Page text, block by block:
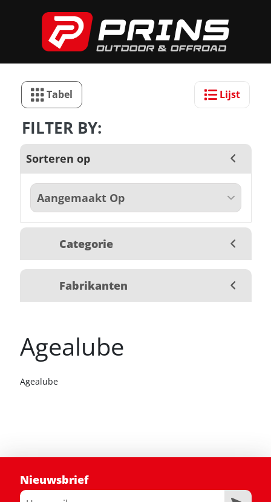
Tabel Lijst
FILTER BY:
Sorteren op
Categorie
Fabrikanten
Agealube
Agealube
Nieuwsbrief